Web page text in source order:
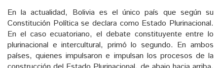
En la actualidad, Bolivia es el único país que según su
Constitución Política se declara como Estado Plurinacional.
En el caso ecuatoriano, el debate constituyente entre lo
plurinacional e intercultural, primó lo segundo. En ambos
países, quienes impulsaron e impulsan los procesos de la